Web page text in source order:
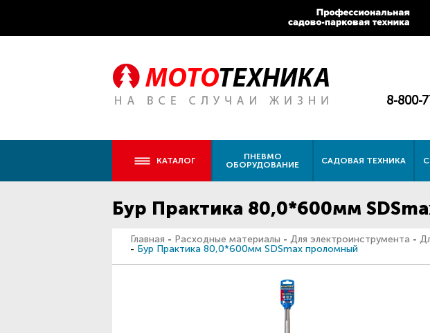
8-800-
КАТАЛОГ
ПНЕВМО
ОБОРУДОВАНИЕ
САДОВАЯ ТЕХНИКА
Бур Практика 80,0*600мм
Главная - Расходные материалы - Для электроинструмента -
- Бур Практика 80,0*600мм SDSmax проломный